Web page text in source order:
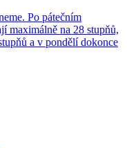
Po pátečním
maximálně na 28 stupňů,
a v pondělí dokonce